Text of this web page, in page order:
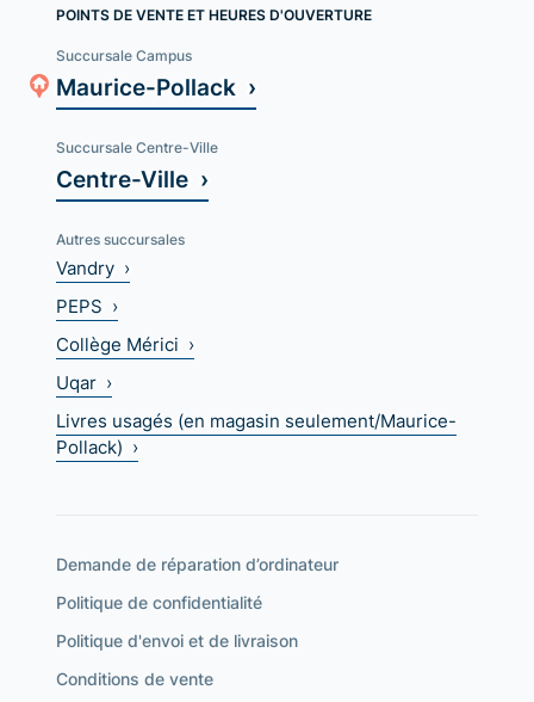
POINTS DE VENTE ET HEURES D'OUVERTURE
Succursale Campus
Maurice-Pollack ›
Succursale Centre-Ville
Centre-Ville ›
Autres succursales
Vandry ›
PEPS ›
Collège Mérici ›
Uqar ›
Livres usagés (en magasin seulement/Maurice-
Pollack) ›
Demande de réparation d’ordinateur
Politique de confidentialité
Politique d'envoi et de livraison
Conditions de vente